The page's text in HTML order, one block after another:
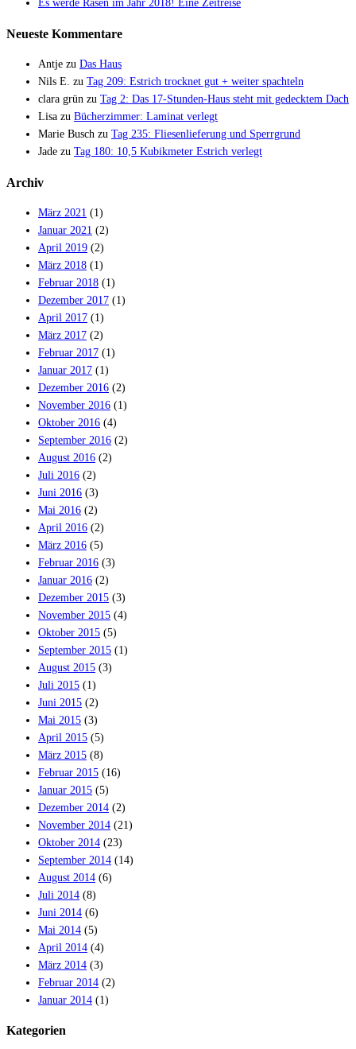
Es werde Rasen im Jahr 2018! Eine Zeitreise
Neueste Kommentare
Antje zu Das Haus
Nils E. zu Tag 209: Estrich trocknet gut + weiter spachteln
clara grün zu Tag 2: Das 17-Stunden-Haus steht mit gedecktem Dach
Lisa zu Bücherzimmer: Laminat verlegt
Marie Busch zu Tag 235: Fliesenlieferung und Sperrgrund
Jade zu Tag 180: 10,5 Kubikmeter Estrich verlegt
Archiv
März 2021 (1)
Januar 2021 (2)
April 2019 (2)
März 2018 (1)
Februar 2018 (1)
Dezember 2017 (1)
April 2017 (1)
März 2017 (2)
Februar 2017 (1)
Januar 2017 (1)
Dezember 2016 (2)
November 2016 (1)
Oktober 2016 (4)
September 2016 (2)
August 2016 (2)
Juli 2016 (2)
Juni 2016 (3)
Mai 2016 (2)
April 2016 (2)
März 2016 (5)
Februar 2016 (3)
Januar 2016 (2)
Dezember 2015 (3)
November 2015 (4)
Oktober 2015 (5)
September 2015 (1)
August 2015 (3)
Juli 2015 (1)
Juni 2015 (2)
Mai 2015 (3)
April 2015 (5)
März 2015 (8)
Februar 2015 (16)
Januar 2015 (5)
Dezember 2014 (2)
November 2014 (21)
Oktober 2014 (23)
September 2014 (14)
August 2014 (6)
Juli 2014 (8)
Juni 2014 (6)
Mai 2014 (5)
April 2014 (4)
März 2014 (3)
Februar 2014 (2)
Januar 2014 (1)
Kategorien